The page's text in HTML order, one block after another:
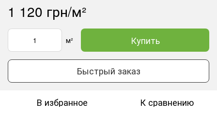
1 120 грн/м²
м² Купить
Быстрый заказ
В избранное К сравнению